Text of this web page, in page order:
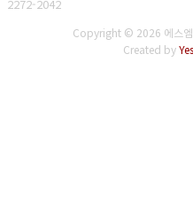
2272-2042
Copyright © 2026 에스엠
Created by